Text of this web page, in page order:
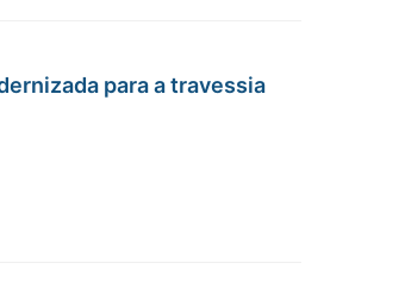
para a travessia